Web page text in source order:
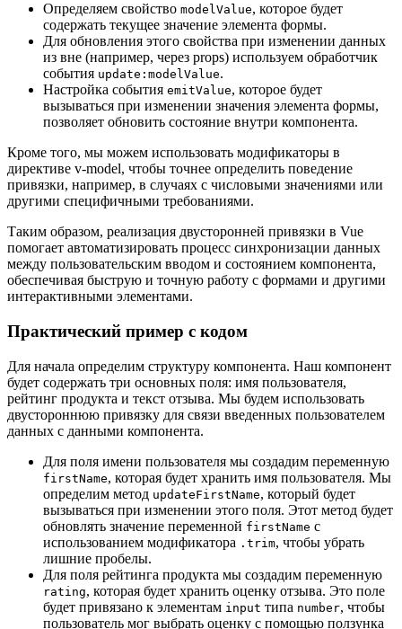
Определяем свойство modelValue, которое будет
содержать текущее значение элемента формы.
Для обновления этого свойства при изменении данных
из вне (например, через props) используем обработчик
события update:modelValue.
Настройка события emitValue, которое будет
вызываться при изменении значения элемента формы,
позволяет обновить состояние внутри компонента.
Кроме того, мы можем использовать модификаторы в
директиве v-model, чтобы точнее определить поведение
привязки, например, в случаях с числовыми значениями или
другими специфичными требованиями.
Таким образом, реализация двусторонней привязки в Vue
помогает автоматизировать процесс синхронизации данных
между пользовательским вводом и состоянием компонента,
обеспечивая быструю и точную работу с формами и другими
интерактивными элементами.
Практический пример с кодом
Для начала определим структуру компонента. Наш компонент
будет содержать три основных поля: имя пользователя,
рейтинг продукта и текст отзыва. Мы будем использовать
двустороннюю привязку для связи введенных пользователем
данных с данными компонента.
Для поля имени пользователя мы создадим переменную
firstName, которая будет хранить имя пользователя. Мы
определим метод updateFirstName, который будет
вызываться при изменении этого поля. Этот метод будет
обновлять значение переменной firstName с
использованием модификатора .trim, чтобы убрать
лишние пробелы.
Для поля рейтинга продукта мы создадим переменную
rating, которая будет хранить оценку отзыва. Это поле
будет привязано к элементам input типа number, чтобы
пользователь мог выбрать оценку с помощью ползунка